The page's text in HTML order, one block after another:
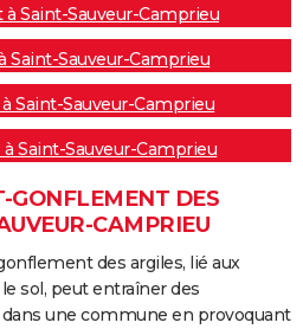
Saint-Sauveur-Camprieu
Saint-Sauveur-Camprieu
Saint-Sauveur-Camprieu
Saint-Sauveur-Camprieu
GONFLEMENT DES
CAMPRIEU
des argiles, lié aux
sol, peut entraîner des
une commune en provoquant